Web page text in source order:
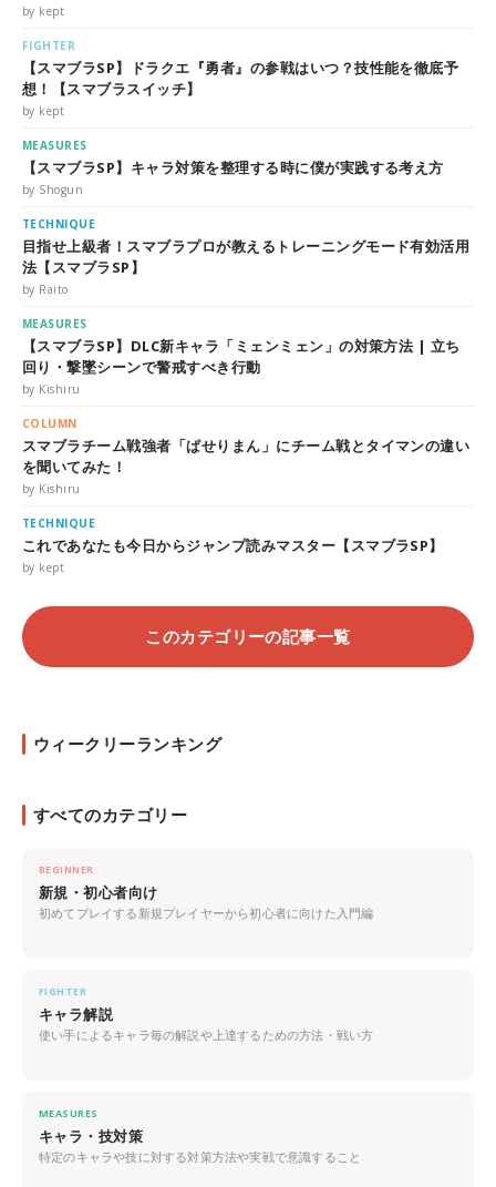
by kept
FIGHTER
【スマブラSP】ドラクエ『勇者』の参戦はいつ？技性能を徹底予
想！【スマブラスイッチ】
by kept
MEASURES
【スマブラSP】キャラ対策を整理する時に僕が実践する考え方
by Shogun
TECHNIQUE
目指せ上級者！スマブラプロが教えるトレーニングモード有効活用
法【スマブラSP】
by Raito
MEASURES
【スマブラSP】DLC新キャラ「ミェンミェン」の対策方法 | 立ち
回り・撃墜シーンで警戒すべき行動
by Kishiru
COLUMN
スマブラチーム戦強者「ぱせりまん」にチーム戦とタイマンの違い
を聞いてみた！
by Kishiru
TECHNIQUE
これであなたも今日からジャンプ読みマスター【スマブラSP】
by kept
このカテゴリーの記事一覧
ウィークリーランキング
すべてのカテゴリー
BEGINNER
新規・初心者向け
初めてプレイする新規プレイヤーから初心者に向けた入門編
FIGHTER
キャラ解説
使い手によるキャラ毎の解説や上達するための方法・戦い方
MEASURES
キャラ・技対策
特定のキャラや技に対する対策方法や実戦で意識すること